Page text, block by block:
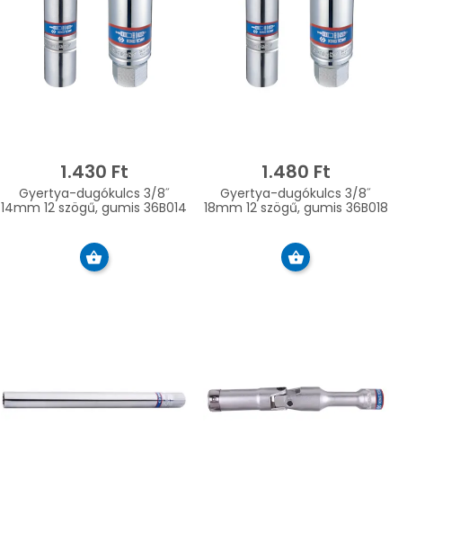
1.430 Ft
Gyertya-dugókulcs 3/8˝
14mm 12 szögű, gumis 36B014
1.480 Ft
Gyertya-dugókulcs 3/8˝
18mm 12 szögű, gumis 36B018